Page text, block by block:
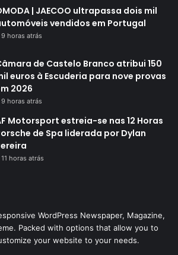
| JAECOO ultrapassa dois mil
vendidos em Portugal
9 horas atrás
de Castelo Branco atribui 150
euros à Escuderia para nove provas
2026
9 horas atrás
Motorsport estreia-se nas 12 Horas
de Spa liderada por Dylan
11 horas atrás
WordPress Newspaper, Magazine,
Packed with options that allow you to
your website to your needs.